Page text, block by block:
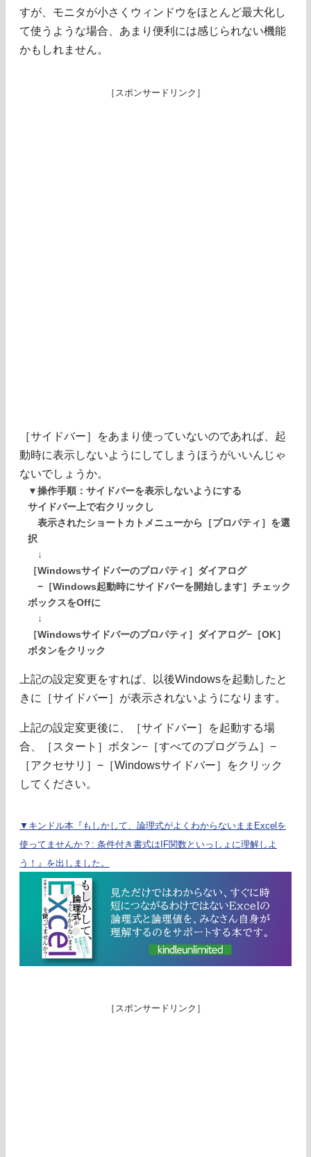
すが、モニタが小さくウィンドウをほとんど最大化し
て使うような場合、あまり便利には感じられない機能
かもしれません。
［スポンサードリンク］
［サイドバー］をあまり使っていないのであれば、起
動時に表示しないようにしてしまうほうがいいんじゃ
ないでしょうか。
▼操作手順：サイドバーを表示しないようにする
サイドバー上で右クリックし
表示されたショートカトメニューから［プロパティ］を選
択
↓
［Windowsサイドバーのプロパティ］ダイアログ
−［Windows起動時にサイドバーを開始します］チェック
ボックスをOffに
↓
［Windowsサイドバーのプロパティ］ダイアログ−［OK］
ボタンをクリック
上記の設定変更をすれば、以後Windowsを起動したと
きに［サイドバー］が表示されないようになります。
上記の設定変更後に、［サイドバー］を起動する場
合、［スタート］ボタン−［すべてのプログラム］−
［アクセサリ］−［Windowsサイドバー］をクリック
してください。
▼キンドル本『もしかして、論理式がよくわからないままExcelを
使ってませんか？: 条件付き書式はIF関数といっしょに理解しよ
う！』を出しました。
［スポンサードリンク］